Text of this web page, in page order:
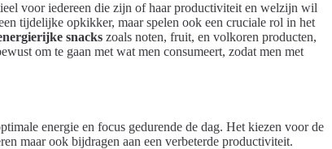
voor iedereen die zijn of haar productiviteit en welzijn wil
tijdelijke opkikker, maar spelen ook een cruciale rol in het
snacks zoals noten, fruit, en volkoren producten,
om te gaan met wat men consumeert, zodat men met
energie en focus gedurende de dag. Het kiezen voor de
maar ook bijdragen aan een verbeterde productiviteit.